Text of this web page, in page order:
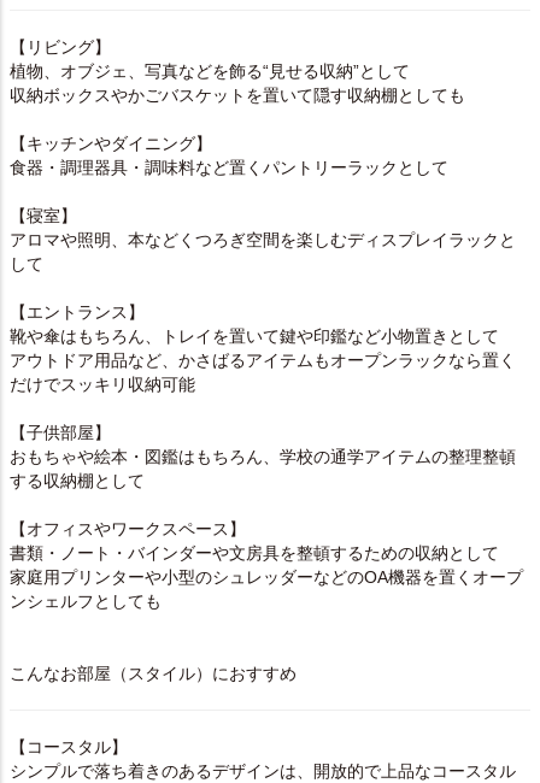
【リビング】
植物、オブジェ、写真などを飾る“見せる収納”として
収納ボックスやかごバスケットを置いて隠す収納棚としても
【キッチンやダイニング】
食器・調理器具・調味料など置くパントリーラックとして
【寝室】
アロマや照明、本などくつろぎ空間を楽しむディスプレイラックと
して
【エントランス】
靴や傘はもちろん、トレイを置いて鍵や印鑑など小物置きとして
アウトドア用品など、かさばるアイテムもオープンラックなら置く
だけでスッキリ収納可能
【子供部屋】
おもちゃや絵本・図鑑はもちろん、学校の通学アイテムの整理整頓
する収納棚として
【オフィスやワークスペース】
書類・ノート・バインダーや文房具を整頓するための収納として
家庭用プリンターや小型のシュレッダーなどのOA機器を置くオープ
ンシェルフとしても
こんなお部屋（スタイル）におすすめ
【コースタル】
シンプルで落ち着きのあるデザインは、開放的で上品なコースタル